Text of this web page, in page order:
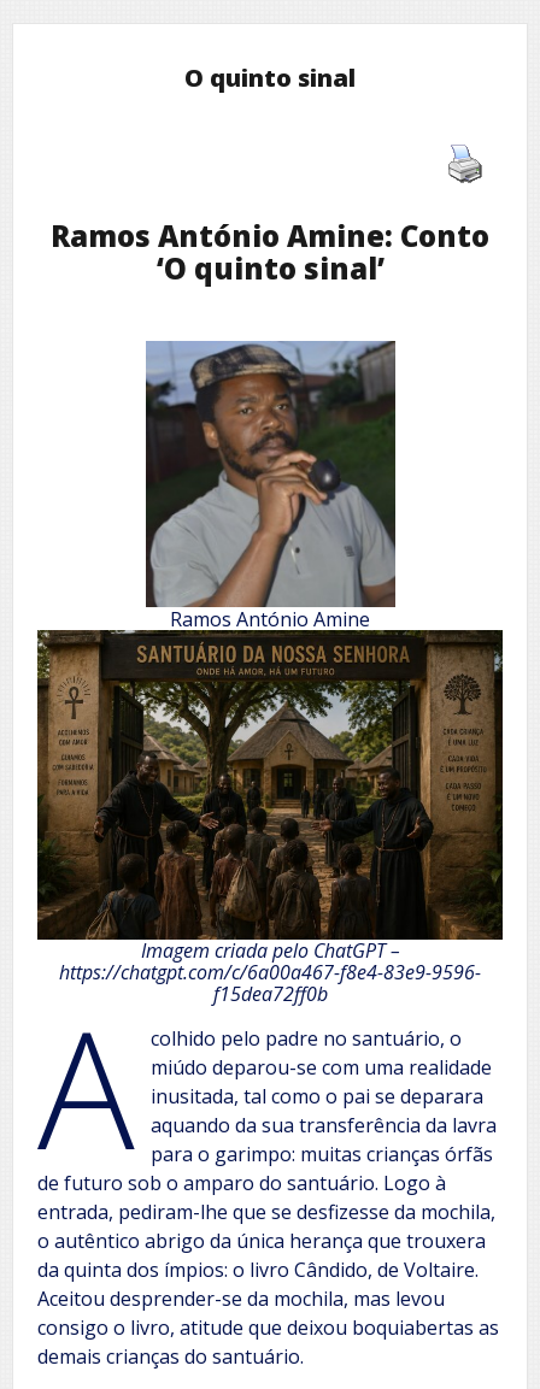
O quinto sinal
Ramos António Amine: Conto
‘O quinto sinal’
Ramos António Amine
Imagem criada pelo ChatGPT –
https://chatgpt.com/c/6a00a467-f8e4-83e9-9596-
f15dea72ff0b
A
colhido pelo padre no santuário, o
miúdo deparou-se com uma realidade
inusitada, tal como o pai se deparara
aquando da sua transferência da lavra
para o garimpo: muitas crianças órfãs
de futuro sob o amparo do santuário. Logo à
entrada, pediram-lhe que se desfizesse da mochila,
o autêntico abrigo da única herança que trouxera
da quinta dos ímpios: o livro Cândido, de Voltaire.
Aceitou desprender-se da mochila, mas levou
consigo o livro, atitude que deixou boquiabertas as
demais crianças do santuário.